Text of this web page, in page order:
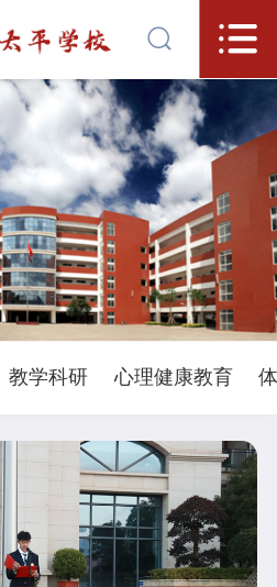
教学科研 心理健康教育